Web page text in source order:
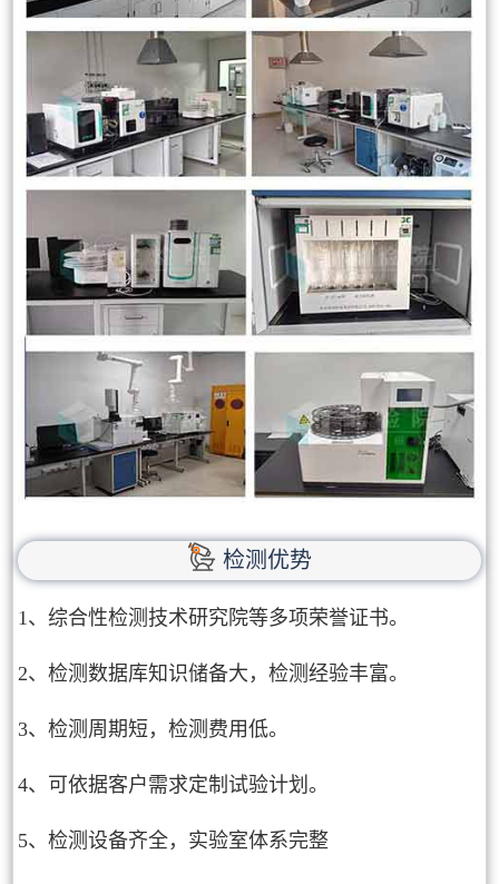
检测优势
1、综合性检测技术研究院等多项荣誉证书。
2、检测数据库知识储备大，检测经验丰富。
3、检测周期短，检测费用低。
4、可依据客户需求定制试验计划。
5、检测设备齐全，实验室体系完整